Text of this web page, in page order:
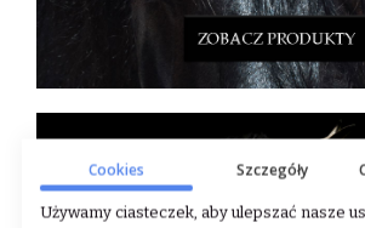
Cookies Szczegóły
Używamy ciasteczek, aby ulepszać nasze